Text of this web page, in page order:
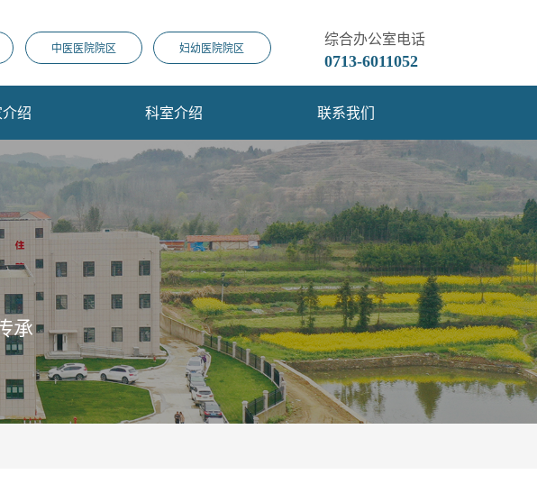
中医医院院区 妇幼医院院区
综合办公室电话
0713-6011052
绍 科室介绍 联系我们
承